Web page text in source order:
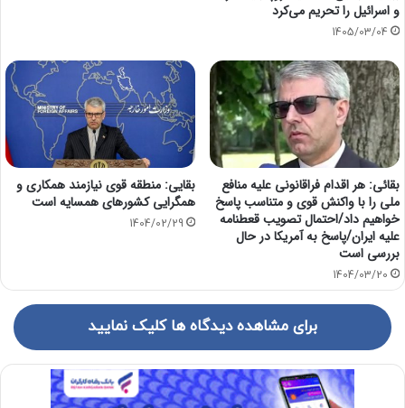
و اسرائیل را تحریم می‌کرد
1405/03/04
بقائی: هر اقدام فراقانونی علیه منافع
ملی را با واکنش قوی و متناسب پاسخ
خواهیم داد/احتمال تصویب قعطنامه
علیه ایران/پاسخ به آمریکا در حال
بررسی است
1404/03/20
بقایی: منطقه قوی نیازمند همکاری و
همگرایی کشورهای همسایه است
1404/02/29
برای مشاهده دیدگاه ها کلیک نمایید